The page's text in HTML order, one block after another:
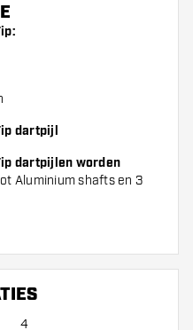
dartpijl
dartpijlen worden
Aluminium shafts en 3
4